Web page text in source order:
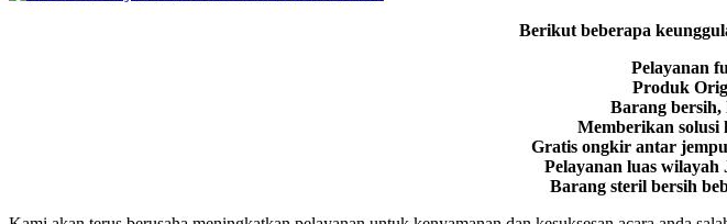
Berikut beberapa
Pelayanan
Produk
Barang
Memberikan solusi
Gratis ongkir antar
Pelayanan luas wilayah
Barang steril bersih